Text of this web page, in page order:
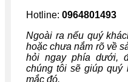
Hotline: 0964801493
Ngoài ra nếu quý
hoặc chưa nắm rõ về
hỏi ngay phía dưới,
chúng tôi sẽ giúp quý
mắc đó.